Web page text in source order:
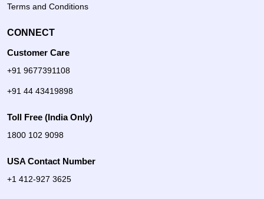
Terms and Conditions
CONNECT
Customer Care
+91 9677391108
+91 44 43419898
Toll Free (India Only)
1800 102 9098
USA Contact Number
+1 412-927 3625